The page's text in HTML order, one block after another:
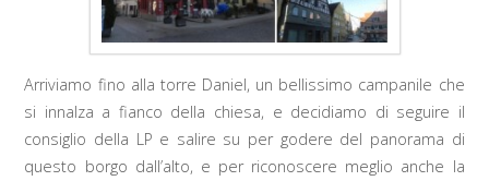
Arriviamo fino alla torre Daniel, un bellissimo campanile che
si innalza a fianco della chiesa, e decidiamo di seguire il
consiglio della LP e salire su per godere del panorama di
questo borgo dall’alto, e per riconoscere meglio anche la